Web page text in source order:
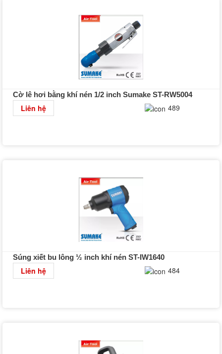
Cờ lê hơi bằng khí nén 1/2 inch Sumake ST-RW5004
Liên hệ 489
Súng xiết bu lông ½ inch khí nén ST-IW1640
Liên hệ 484